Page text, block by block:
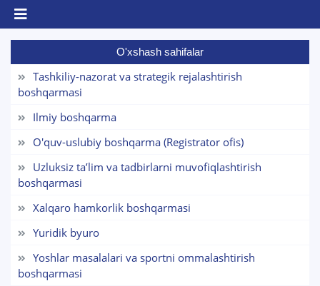
O'xshash sahifalar
Tashkiliy-nazorat va strategik rejalashtirish
boshqarmasi
Ilmiy boshqarma
O'quv-uslubiy boshqarma (Registrator ofis)
Uzluksiz taʼlim va tadbirlarni muvofiqlashtirish
boshqarmasi
Xalqaro hamkorlik boshqarmasi
Yuridik byuro
Yoshlar masalalari va sportni ommalashtirish
boshqarmasi
TDYU qabul murojaatlari chati
Assalomu alaykum! TDYU qabul murojaatlari
chatiga xush kelibsiz.
chatda qoldiring.
Mavzuni tanlang — keyin shu mavzudagi aniq